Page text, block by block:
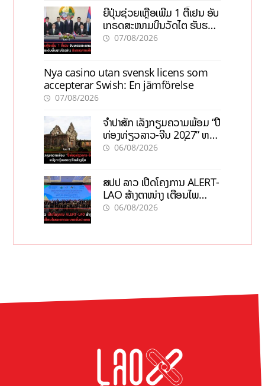
ຍີ່ປຸ່ນຊ່ວຍເຫຼືອເພີ່ມ 1 ຕື້ເຢນ ອັບ
ເກຣດສະໜາມບິນວັດໄຕ ຮັບຮອງ
ການເຕີບໂຕ
07/08/2026
Nya casino utan svensk licens som
accepterar Swish: En jämförelse
07/08/2026
ຈຳປາສັກ ເລັ່ງກຽມຄວາມພ້ອມ “ປີ
ທ່ອງທ່ຽວລາວ-ຈີນ 2027” ຫວັງ
ກະຕຸ້ນເສດຖະກິດທ້ອງຖິ່ນ
06/08/2026
ສປປ ລາວ ເປີດໂຄງການ ALERT-
LAO ສ້າງຕາໜ່າງ ເຕືອນໄພ
ພະຍາດລະບາດທົ່ວປະເທດ
06/08/2026